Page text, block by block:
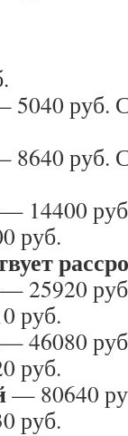
5040 руб.
8640 руб.
— 14400
руб.
— 25920
руб.
— 46080
руб.
— 80640
руб.